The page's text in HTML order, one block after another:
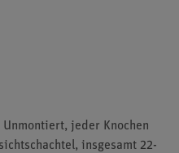
Unmontiert, jeder Knochen
insgesamt 22-